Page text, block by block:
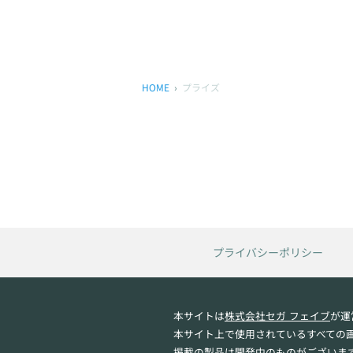
HOME プライズ
プライバシーポリシー
本サイトは株式会社セガ フェイブが
本サイト上で使用されているすべて